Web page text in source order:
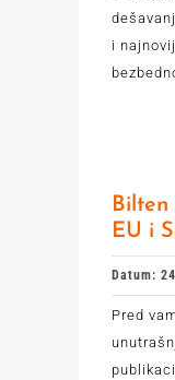
i
EU i
Datum:
Pred